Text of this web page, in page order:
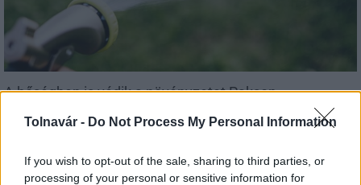
Tolnavár - Do Not Process My Personal Information
If you wish to opt-out of the sale, sharing to third parties, or
processing of your personal or sensitive information for
A hőségben is védik a növényzetet Pakson